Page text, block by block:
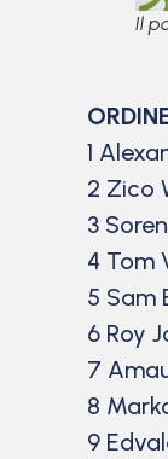
Il
1
2 Zico
3
4 Tom
5 Sam
6 Roy
7
8
9